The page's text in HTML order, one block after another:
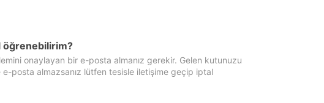
öğrenebilirim?
onaylayan bir e-posta almanız gerekir. Gelen kutunuzu
posta almazsanız lütfen tesisle iletişime geçip iptal